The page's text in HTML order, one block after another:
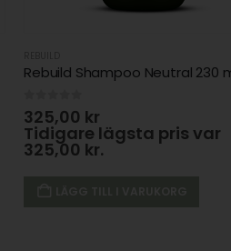
Rebuild Shampoo Neutral 230
325,00 kr
Tidigare lägsta pris var
325,00 kr.